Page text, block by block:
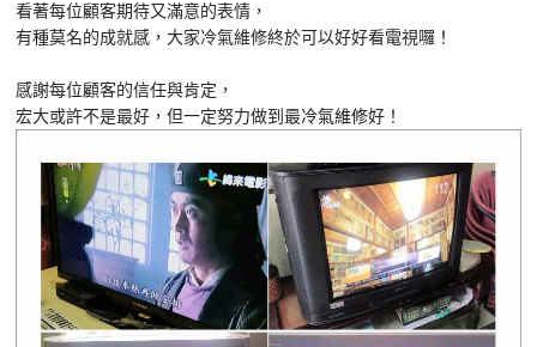
看著每位顧客期待又滿意的表情，
有種莫名的成就感，大家冷氣維修終於可以好好看電視囉！
感謝每位顧客的信任與肯定，
宏大或許不是最好，但一定努力做到最冷氣維修好！